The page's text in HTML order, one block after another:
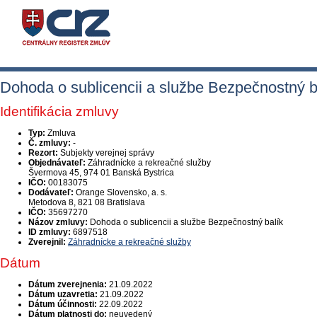
Dohoda o sublicencii a službe Bezpečnostný
Identifikácia zmluvy
Typ: Zmluva
Č. zmluvy: -
Rezort: Subjekty verejnej správy
Objednávateľ: Záhradnícke a rekreačné služby
Švermova 45, 974 01 Banská Bystrica
IČO: 00183075
Dodávateľ: Orange Slovensko, a. s.
Metodova 8, 821 08 Bratislava
IČO: 35697270
Názov zmluvy: Dohoda o sublicencii a službe Bezpečnostný balík
ID zmluvy: 6897518
Zverejnil: Záhradnícke a rekreačné služby
Dátum
Dátum zverejnenia: 21.09.2022
Dátum uzavretia: 21.09.2022
Dátum účinnosti: 22.09.2022
Dátum platnosti do: neuvedený